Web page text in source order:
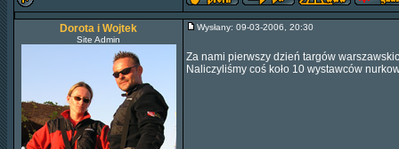
Dorota i Wojtek
Site Admin
Wysłany: 09-03-2006, 20:30
Za nami pierwszy dzień targów
Naliczyliśmy coś koło 10 wystawców